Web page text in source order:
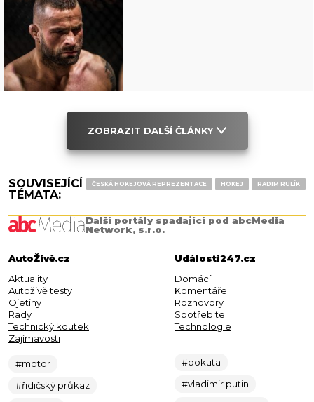
ZOBRAZIT DALŠÍ ČLÁNKY
SOUVISEJÍCÍ
TÉMATA:
ČESKÁ HOKEJOVÁ REPREZENTACE HOKEJ RADIM RULÍK
Další portály spadající pod abcMedia
Network, s.r.o.
AutoŽivě.cz
Aktuality
Autoživě testy
Ojetiny
Rady
Technický koutek
Zajímavosti
#motor
#řidičský průkaz
Události247.cz
Domácí
Komentáře
Rozhovory
Spotřebitel
Technologie
#pokuta
#vladimir putin